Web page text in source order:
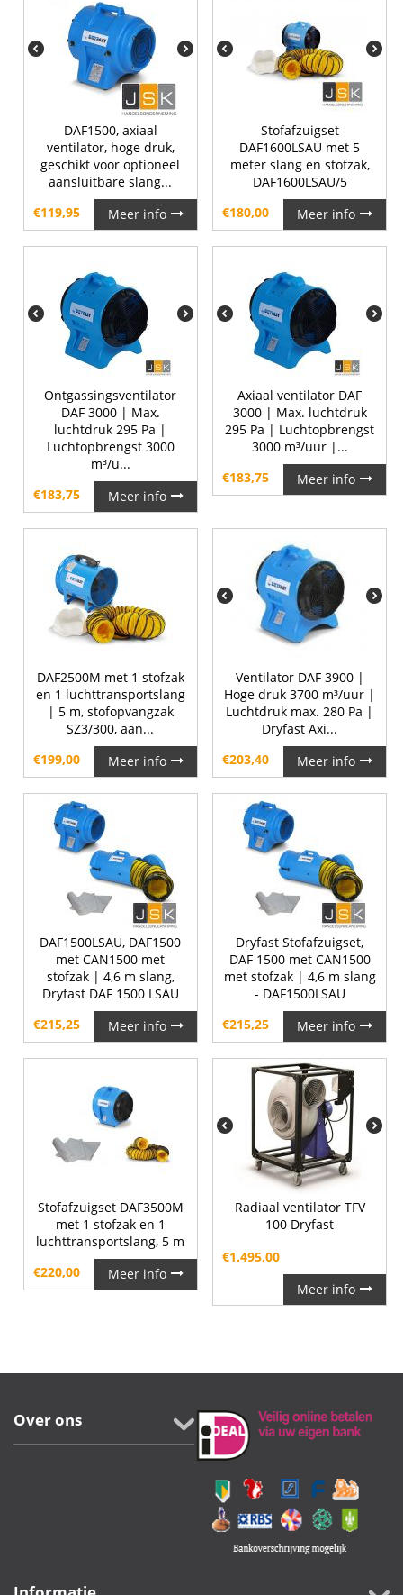
DAF1500, axiaal
ventilator, hoge druk,
geschikt voor optioneel
aansluitbare slang...
€119,95 Meer info
Stofafzuigset
DAF1600LSAU met 5
meter slang en stofzak,
DAF1600LSAU/5
€180,00 Meer info
Ontgassingsventilator
DAF 3000 | Max.
luchtdruk 295 Pa |
Luchtopbrengst 3000
m³/u...
€183,75 Meer info
Axiaal ventilator DAF
3000 | Max. luchtdruk
295 Pa | Luchtopbrengst
3000 m³/uur |...
€183,75 Meer info
DAF2500M met 1 stofzak
en 1 luchttransportslang
| 5 m, stofopvangzak
SZ3/300, aan...
€199,00 Meer info
Ventilator DAF 3900 |
Hoge druk 3700 m³/uur |
Luchtdruk max. 280 Pa |
Dryfast Axi...
€203,40 Meer info
DAF1500LSAU, DAF1500
met CAN1500 met
stofzak | 4,6 m slang,
Dryfast DAF 1500 LSAU
€215,25 Meer info
Dryfast Stofafzuigset,
DAF 1500 met CAN1500
met stofzak | 4,6 m slang
- DAF1500LSAU
€215,25 Meer info
Stofafzuigset DAF3500M
met 1 stofzak en 1
luchttransportslang, 5 m
€220,00 Meer info
Radiaal ventilator TFV
100 Dryfast
€1.495,00
Meer info
Over ons